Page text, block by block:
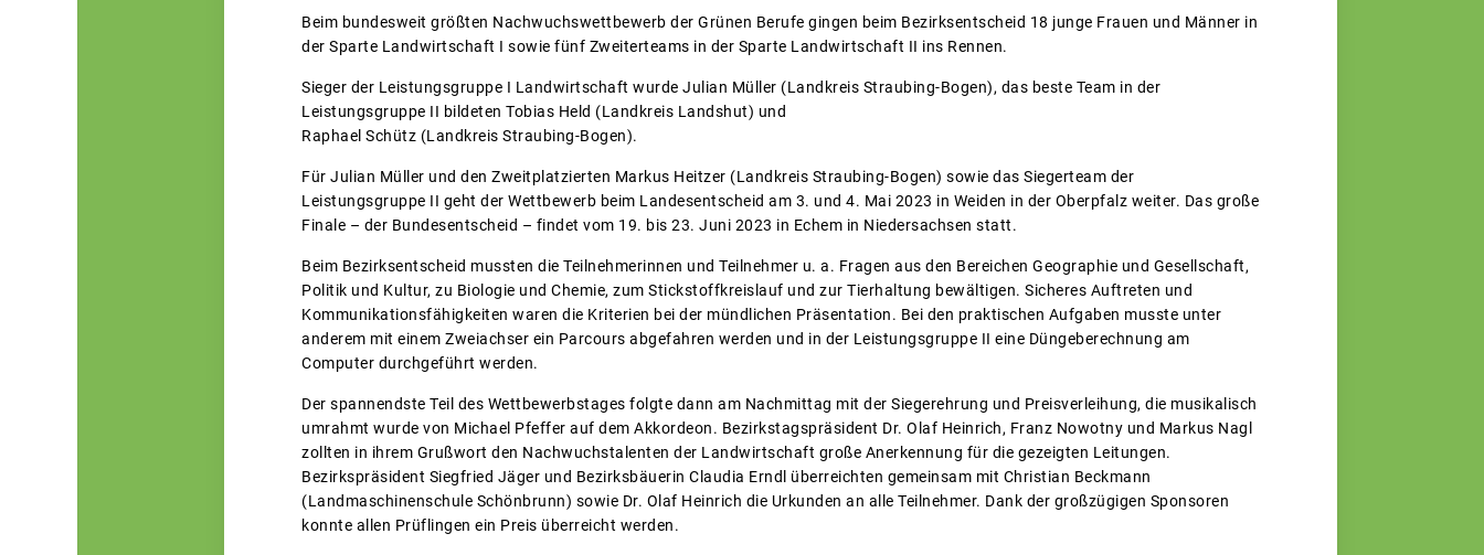
Beim bundesweit größten Nachwuchswettbewerb der Grünen Berufe gingen beim Bezirksentscheid 18 junge Frauen und Männer in
der Sparte Landwirtschaft I sowie fünf Zweiterteams in der Sparte Landwirtschaft II ins Rennen.
Sieger der Leistungsgruppe I Landwirtschaft wurde Julian Müller (Landkreis Straubing-Bogen), das beste Team in der
Leistungsgruppe II bildeten Tobias Held (Landkreis Landshut) und
Raphael Schütz (Landkreis Straubing-Bogen).
Für Julian Müller und den Zweitplatzierten Markus Heitzer (Landkreis Straubing-Bogen) sowie das Siegerteam der
Leistungsgruppe II geht der Wettbewerb beim Landesentscheid am 3. und 4. Mai 2023 in Weiden in der Oberpfalz weiter. Das große
Finale – der Bundesentscheid – findet vom 19. bis 23. Juni 2023 in Echem in Niedersachsen statt.
Beim Bezirksentscheid mussten die Teilnehmerinnen und Teilnehmer u. a. Fragen aus den Bereichen Geographie und Gesellschaft,
Politik und Kultur, zu Biologie und Chemie, zum Stickstoffkreislauf und zur Tierhaltung bewältigen. Sicheres Auftreten und
Kommunikationsfähigkeiten waren die Kriterien bei der mündlichen Präsentation. Bei den praktischen Aufgaben musste unter
anderem mit einem Zweiachser ein Parcours abgefahren werden und in der Leistungsgruppe II eine Düngeberechnung am
Computer durchgeführt werden.
Der spannendste Teil des Wettbewerbstages folgte dann am Nachmittag mit der Siegerehrung und Preisverleihung, die musikalisch
umrahmt wurde von Michael Pfeffer auf dem Akkordeon. Bezirkstagspräsident Dr. Olaf Heinrich, Franz Nowotny und Markus Nagl
zollten in ihrem Grußwort den Nachwuchstalenten der Landwirtschaft große Anerkennung für die gezeigten Leitungen.
Bezirkspräsident Siegfried Jäger und Bezirksbäuerin Claudia Erndl überreichten gemeinsam mit Christian Beckmann
(Landmaschinenschule Schönbrunn) sowie Dr. Olaf Heinrich die Urkunden an alle Teilnehmer. Dank der großzügigen Sponsoren
konnte allen Prüflingen ein Preis überreicht werden.